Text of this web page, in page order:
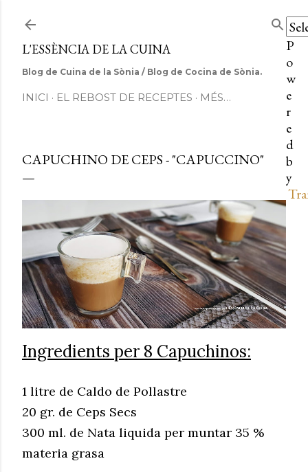
Salta al contingut principal
P
o
w
e
r
e
d
b
y
L'ESSÈNCIA DE LA CUINA
Blog de Cuina de la Sònia / Blog de Cocina de Sònia.
INICI EL REBOST DE RECEPTES MÉS…
CAPUCHINO DE CEPS - "CAPUCCINO"
Ingredients per 8 Capuchinos:
1 litre de Caldo de Pollastre
20 gr. de Ceps Secs
300 ml. de Nata liquida per muntar 35 %
materia grasa